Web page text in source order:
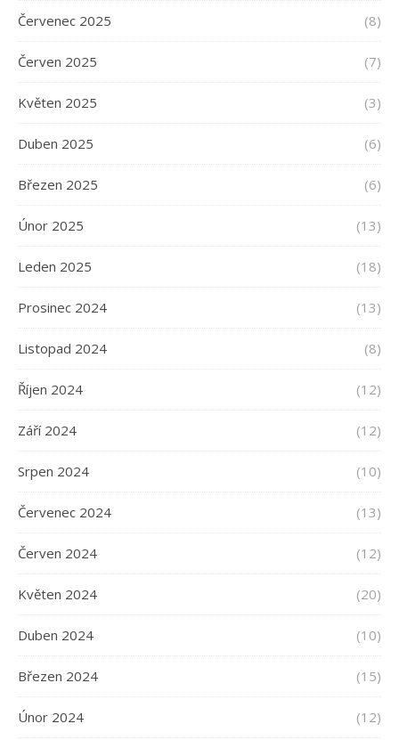
Červenec 2025 (8)
Červen 2025 (7)
Květen 2025 (3)
Duben 2025 (6)
Březen 2025 (6)
Únor 2025 (13)
Leden 2025 (18)
Prosinec 2024 (13)
Listopad 2024 (8)
Říjen 2024 (12)
Září 2024 (12)
Srpen 2024 (10)
Červenec 2024 (13)
Červen 2024 (12)
Květen 2024 (20)
Duben 2024 (10)
Březen 2024 (15)
Únor 2024 (12)